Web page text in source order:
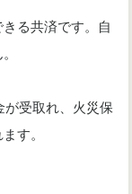
る共済です。自
が受取れ、火災保
す。